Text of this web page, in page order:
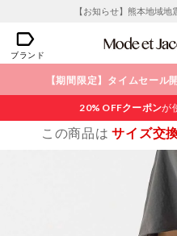
【お知らせ】熊本地域
ブランド
【期間限定】タイムセール
20% OFFクーポンが
この商品はサイズ交